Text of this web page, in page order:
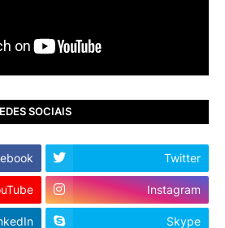
SOCIAIS
Twitter
Instagram
Skype